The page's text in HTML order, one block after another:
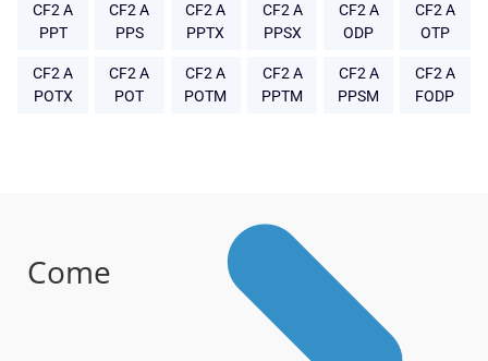
CF2 A
PPT
CF2 A
PPS
CF2 A
PPTX
CF2 A
PPSX
CF2 A
ODP
CF2 A
OTP
CF2 A
POTX
CF2 A
POT
CF2 A
POTM
CF2 A
PPTM
CF2 A
PPSM
CF2 A
FODP
Come